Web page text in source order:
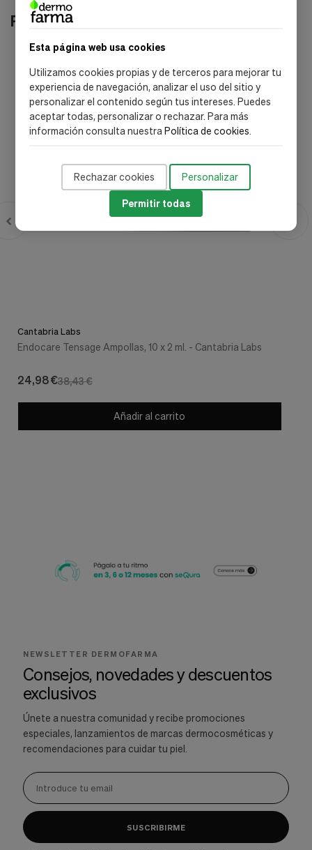
Esta página web usa cookies
Utilizamos cookies propias y de terceros para mejorar tu
experiencia de navegación, analizar el uso del sitio y
personalizar el contenido según tus intereses. Puedes
aceptar todas, personalizar o rechazar. Para más
información consulta nuestraPolítica de cookies.
Rechazar cookies Personalizar
Permitir todas
Productos relacionados
Cantabria Labs
Endocare Tensage Ampollas, 10 x 2 ml. - Cantabria Labs
38,43 €
24,98 €
Añadir al carrito
NEWSLETTER DERMOFARMA
Consejos, novedades y descuentos
exclusivos
Únete a nuestra comunidad y recibe promociones
especiales, lanzamientos de marcas dermocosméticas y
recomendaciones para cuidar tu piel.
SUSCRIBIRME